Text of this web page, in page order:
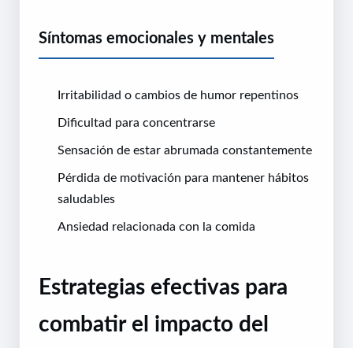
Síntomas emocionales y mentales
Irritabilidad o cambios de humor repentinos
Dificultad para concentrarse
Sensación de estar abrumada constantemente
Pérdida de motivación para mantener hábitos
saludables
Ansiedad relacionada con la comida
Estrategias efectivas para
combatir el impacto del